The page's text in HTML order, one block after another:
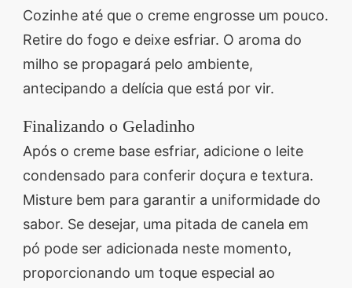
Cozinhe até que o creme engrosse um pouco.
Retire do fogo e deixe esfriar. O aroma do
milho se propagará pelo ambiente,
antecipando a delícia que está por vir.
Finalizando o Geladinho
Após o creme base esfriar, adicione o leite
condensado para conferir doçura e textura.
Misture bem para garantir a uniformidade do
sabor. Se desejar, uma pitada de canela em
pó pode ser adicionada neste momento,
proporcionando um toque especial ao